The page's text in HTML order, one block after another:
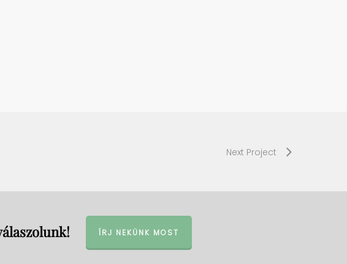
Next Project
ÍRJ NEKÜNK MOST